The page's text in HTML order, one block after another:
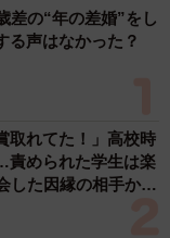
や縁側のある庭な
屋の落ち着いた
ージが支持を集
さそうだから。
差の“年の差婚”をし
る声はなかった？
取れてた！」高校時
められた学生は楽
た因縁の相手から